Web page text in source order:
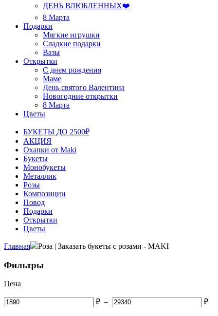
ДЕНЬ ВЛЮБЛЕННЫХ❤️
8 Марта
Подарки
Мягкие игрушки
Сладкие подарки
Вазы
Открытки
С днем рождения
Маме
День святого Валентина
Новогодние открытки
8 Марта
Цветы
БУКЕТЫ ДО 2500₽
АКЦИЯ
Охапки от Maki
Букеты
Монобукеты
Металлик
Розы
Композиции
Повод
Подарки
Открытки
Цветы
Главная Роза | Заказать букеты с розами - MAKI
Фильтры
Цена
₽ – ₽